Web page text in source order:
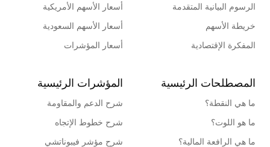
الرسوم البيانية المتقدمة
خريطة الأسهم
المفكرة الإقتصادية
أسعار الأسهم الأمريكية
أسعار الأسهم السعودية
أسعار المؤشرات
المصطلحات الرئيسية
ما هي النقطة؟
ما هو اللوت؟
ما هي الرافعة المالية؟
المؤشرات الرئيسية
شرح الدعم والمقاومة
شرح خطوط الإتجاه
شرح مؤشر فيبوناتشي